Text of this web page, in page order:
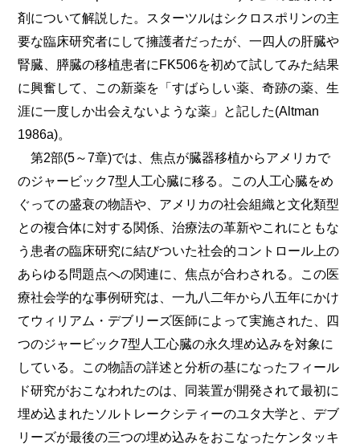
剤について解説した。スターツルはシクロスポリンの主
要な臨床研究者にして擁護者だったが、一四人の肝臓や
腎臓、膵臓の移植患者にFK506を初めて試してみた結果
に興奮して、この新薬を「すばらしい薬、奇跡の薬、生
涯に一度しか出会えないような薬」と記した(Altman
1986a)。
第2部(5～7章)では、焦点が臓器移植からアメリカで
のジャービック7型人工心臓に移る。この人工心臓をめ
ぐっての盛衰の物語や、アメリカの社会組織と文化類型
との複合体に対する関係、治療法の革新やこれにともな
う患者の臨床研究に結びついた社会的コントロール上の
あらゆる問題点への関連に、焦点が合わされる。この医
療社会学的な事例研究は、一九八二年から八五年にかけ
てウィリアム・デブリーズ医師によって実施された、四
つのジャービック7型人工心臓の永久埋め込みを対象に
している。この物語の詳述と分析の基になったフィール
ド研究がおこなわれたのは、同装置が開発されて最初に
埋め込まれたソルトレークシティーのユタ大学と、デブ
リーズが最後の三つの埋め込みをおこなったケンタッキ